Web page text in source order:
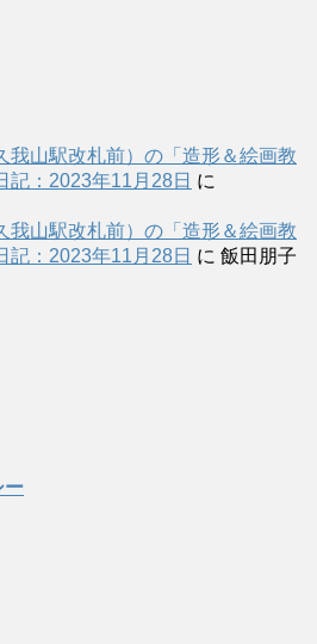
我山駅改札前）の「造形＆絵画教
記：2023年11月28日 に
我山駅改札前）の「造形＆絵画教
記：2023年11月28日 に 飯田朋子
ー